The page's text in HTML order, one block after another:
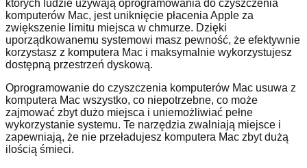
których ludzie używają oprogramowania do czyszczenia
komputerów Mac, jest uniknięcie płacenia Apple za
zwiększenie limitu miejsca w chmurze. Dzięki
uporządkowanemu systemowi masz pewność, że efektywnie
korzystasz z komputera Mac i maksymalnie wykorzystujesz
dostępną przestrzeń dyskową.
Oprogramowanie do czyszczenia komputerów Mac usuwa z
komputera Mac wszystko, co niepotrzebne, co może
zajmować zbyt dużo miejsca i uniemożliwiać pełne
wykorzystanie systemu. Te narzędzia zwalniają miejsce i
zapewniają, że nie przeładujesz komputera Mac zbyt dużą
ilością śmieci.